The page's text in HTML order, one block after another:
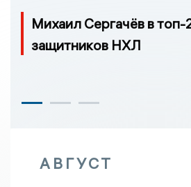
Михаил Сергачёв в
защитников НХЛ
АВГУСТ